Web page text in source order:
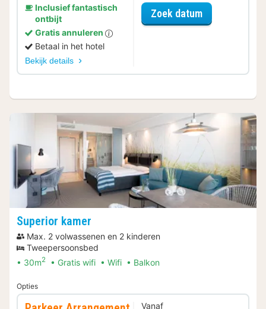
Inclusief fantastisch
ontbijt
Gratis annuleren
Betaal in het hotel
Bekijk details
Zoek datumvoor Ontdek
Superior kamer
Max. 2 volwassenen en 2 kinderen
Tweepersoonsbed
30m2 Gratis wifi Wifi Balkon
Opties
Vanaf